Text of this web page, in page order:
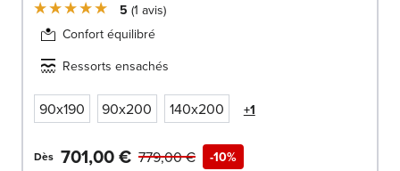
5 1 avis
Confort équilibré
Ressorts ensachés
90x190 90x200 140x200 +1
Dès 701,00 € -10%
779,00 €